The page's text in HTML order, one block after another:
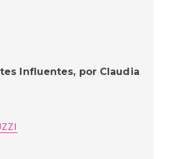
Influentes, por Claudia